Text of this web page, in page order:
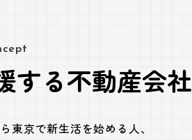
する不動産会社
東京で新生活を始める人、